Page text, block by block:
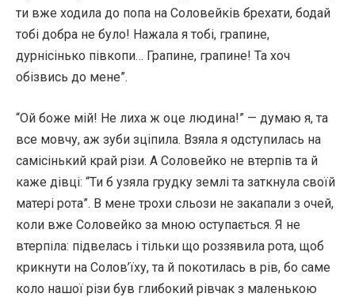
ти вже ходила до попа на Соловейків брехати, бодай
тобі добра не було! Нажала я тобі, грапине,
дурнісінько півкопи… Грапине, грапине! Та хоч
обізвись до мене”.
“Ой боже мій! Не лиха ж оце людина!” — думаю я, та
все мовчу, аж зуби зціпила. Взяла я одступилась на
самісінький край різи. А Соловейко не втерпів та й
каже дівці: “Ти б узяла грудку землі та заткнула своїй
матері рота”. В мене трохи сльози не закапали з очей,
коли вже Соловейко за мною оступається. Я не
втерпіла: підвелась і тільки що роззявила рота, щоб
крикнути на Солов’їху, та й покотилась в рів, бо саме
коло нашої різи був глибокий рівчак з маленькою